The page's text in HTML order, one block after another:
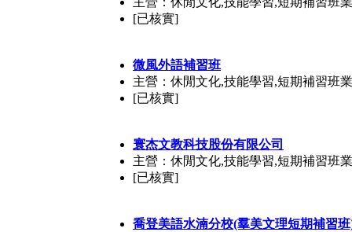
[已核實]
微風外語補習班
主營：休閒文化,技能學習,短期補習班業
[已核實]
寰杰文教科技股份有限公司
主營：休閒文化,技能學習,短期補習班業
[已核實]
喬登美語水湳分校(羣美文理短期補習